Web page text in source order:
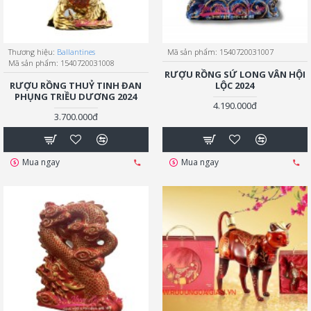
Thương hiệu: Ballantines
Mã sản phẩm: 1540720031008
RƯỢU RỒNG THUỶ TINH ĐAN
PHỤNG TRIỀU DƯƠNG 2024
3.700.000đ
Mua ngay
Mã sản phẩm: 1540720031007
RƯỢU RỒNG SỨ LONG VÂN HỘI
LỘC 2024
4.190.000đ
Mua ngay